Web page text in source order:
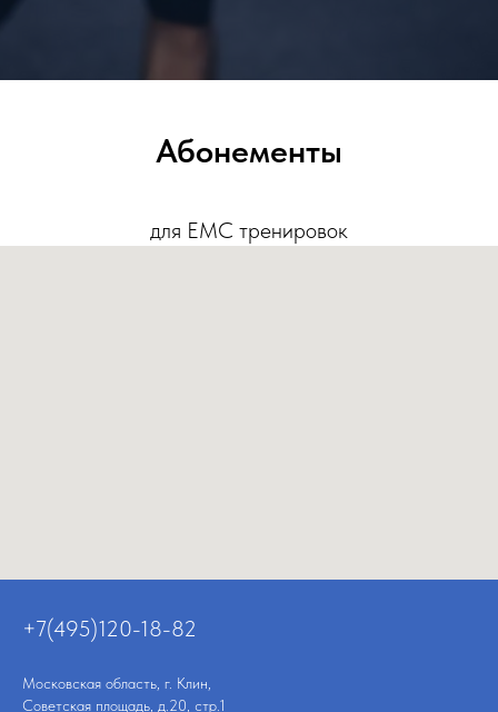
Абонементы
для EМС тренировок
+7(495)120-18-82
Московская область, г. Клин,
Советская площадь, д.20, стр.1